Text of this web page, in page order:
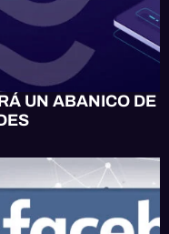
UN ABANICO DE